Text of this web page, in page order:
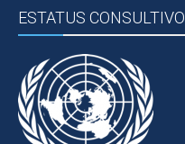
ESTATUS CONSULTIVO